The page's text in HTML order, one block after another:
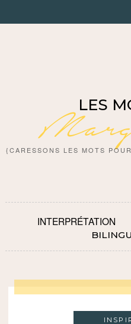
LES
{CARESSONS LES MOTS
INTERPRÉTATION